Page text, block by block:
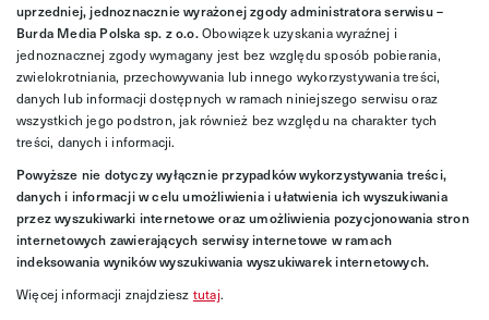
uprzedniej, jednoznacznie wyrażonej zgody administratora serwisu –
Burda Media Polska sp. z o.o.Obowiązek uzyskania wyraźnej i
jednoznacznej zgody wymagany jest bez względu sposób pobierania,
zwielokrotniania, przechowywania lub innego wykorzystywania treści,
danych lub informacji dostępnych w ramach niniejszego serwisu oraz
wszystkich jego podstron, jak również bez względu na charakter tych
treści, danych i informacji.
Powyższe nie dotyczy wyłącznie przypadków wykorzystywania treści,
danych i informacji w celu umożliwienia i ułatwienia ich wyszukiwania
przez wyszukiwarki internetowe oraz umożliwienia pozycjonowania stron
internetowych zawierających serwisy internetowe w ramach
indeksowania wyników wyszukiwania wyszukiwarek internetowych.
Więcej informacji znajdziesz tutaj.